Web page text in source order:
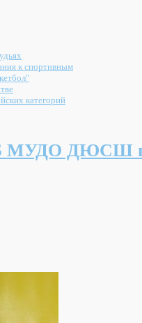
к спортивным
категорий
ДЮСШ г.